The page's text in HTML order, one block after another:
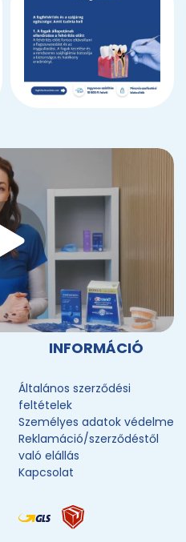
INFORMÁCIÓ
Általános szerződési
feltételek
Személyes adatok védelme
Reklamáció/szerződéstől
való elállás
Kapcsolat